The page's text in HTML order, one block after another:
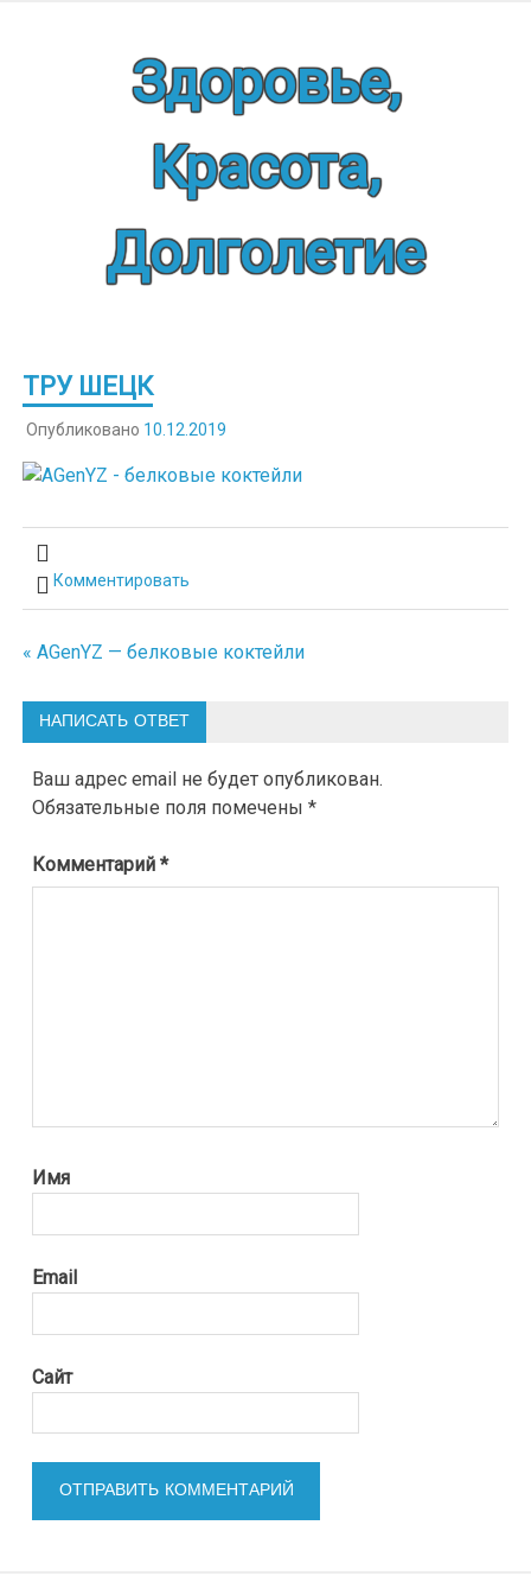
Здоровье,
Красота,
Долголетие
ТРУ ШЕЦК
Опубликовано 10.12.2019
Комментировать
Навигация
по
записям
« AGenYZ — белковые коктейли
НАПИСАТЬ ОТВЕТ
Ваш адрес email не будет опубликован.
Обязательные поля помечены*
Комментарий*
Имя
Email
Сайт